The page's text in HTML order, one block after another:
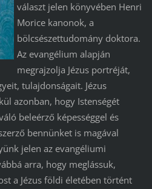
választ jelen könyvében Henri
Morice kanonok, a
bölcsészettudomány doktora.
Az evangélium alapján
megrajzolja Jézus portréját,
tulajdonságait. Jézus
azonban, hogy Istenségét
beleérző képességgel és
bennünket is magával
jelen az evangéliumi
arra, hogy meglássuk,
a Jézus földi életében történt